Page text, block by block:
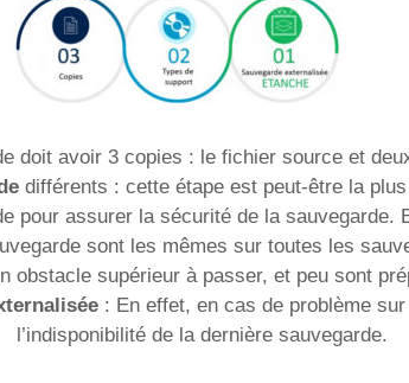
doit avoir 3 copies : le fichier source et
différents : cette étape est peut-être la
pour assurer la sécurité de la
sont les mêmes sur toutes les
obstacle supérieur à passer, et peu sont
: En effet, en cas de problème
l’indisponibilité de la dernière sauvegarde.